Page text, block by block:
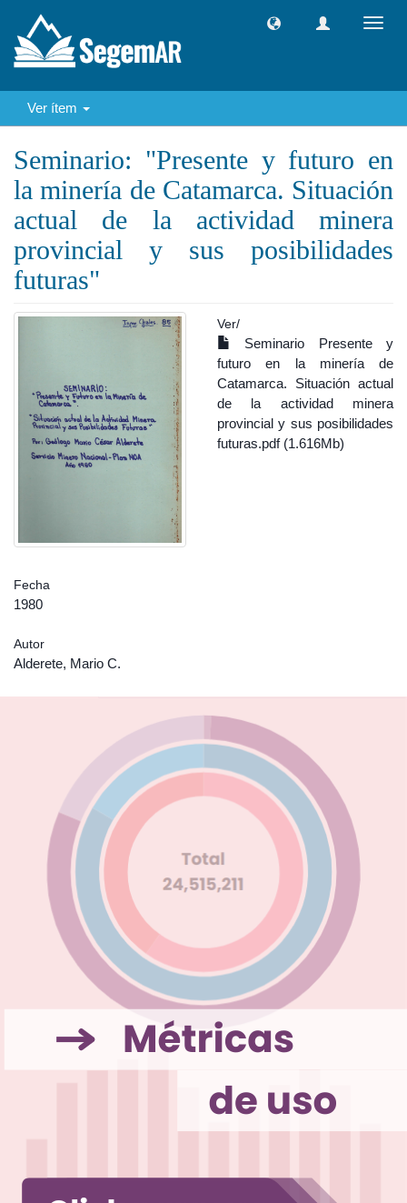
Ver ítem
Seminario: "Presente y futuro en
la minería de Catamarca. Situación
actual de la actividad minera
provincial y sus posibilidades
futuras"
Ver/
Seminario Presente y
futuro en la minería de
Catamarca. Situación actual
de la actividad minera
provincial y sus posibilidades
futuras.pdf (1.616Mb)
Fecha
1980
Autor
Alderete, Mario C.